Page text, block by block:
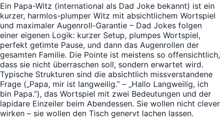
Ein Papa-Witz (international als Dad Joke bekannt) ist ein
kurzer, harmlos-plumper Witz mit absichtlichem Wortspiel
und maximaler Augenroll-Garantie – Dad Jokes folgen
einer eigenen Logik: kurzer Setup, plumpes Wortspiel,
perfekt getimte Pause, und dann das Augenrollen der
gesamten Familie. Die Pointe ist meistens so offensichtlich,
dass sie nicht überraschen soll, sondern erwartet wird.
Typische Strukturen sind die absichtlich missverstandene
Frage („Papa, mir ist langweilig.” – „Hallo Langweilig, ich
bin Papa.”), das Wortspiel mit zwei Bedeutungen und der
lapidare Einzeiler beim Abendessen. Sie wollen nicht clever
wirken – sie wollen den Tisch genervt lachen lassen.